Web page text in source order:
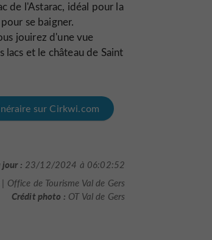
de l'Astarac, idéal pour la
se baigner.
jouirez d'une vue
lacs et le château de Saint
sur Cirkwi.com
jour : 23/12/2024 à 06:02:52
| Office de Tourisme Val de Gers
Crédit photo : OT Val de Gers